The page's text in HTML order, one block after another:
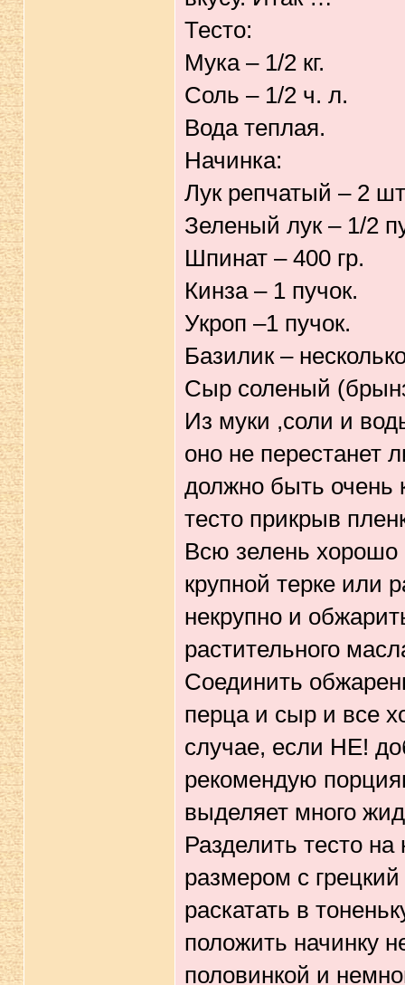
Тесто:
Мука – 1/2 кг.
Соль – 1/2 ч. л.
Вода теплая.
Начинка:
Лук репчатый – 2
Зеленый лук – 1/2
Шпинат – 400 гр.
Кинза – 1 пучок.
Укроп –1 пучок.
Базилик –
Сыр соленый
Из муки ,соли и
оно не перестанет
должно быть очень
тесто прикрыв
Всю зелень хорошо
крупной терке или
некрупно и
растительного
Соединить
перца и сыр и все
случае, если НЕ!
рекомендую
выделяет много
Разделить тесто на
размером с
раскатать в
положить начинку
половинкой и